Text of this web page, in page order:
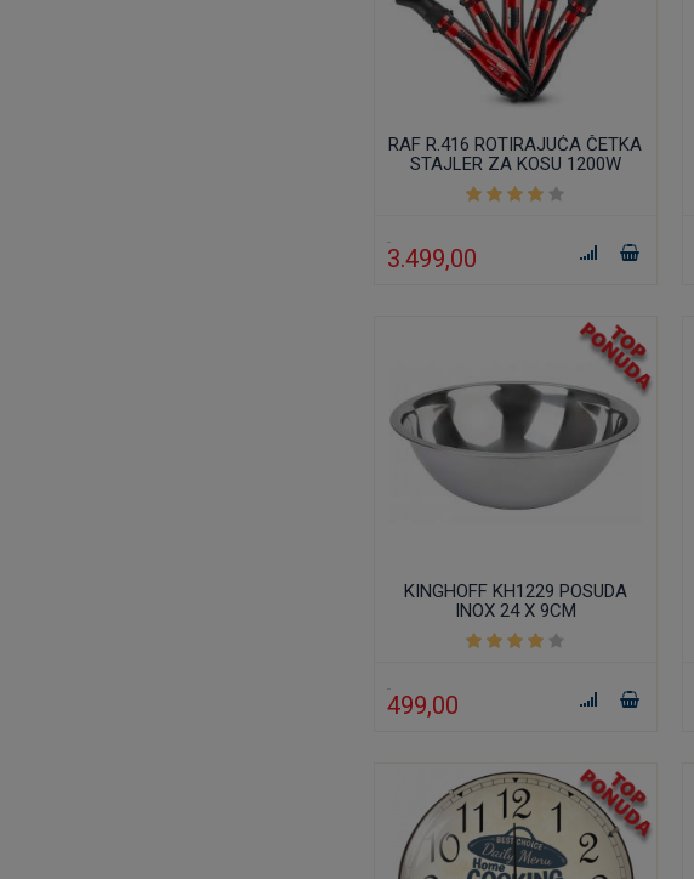
RAF R.416 ROTIRAJUĆA ČETKA
STAJLER ZA KOSU 1200W
3.499,00
KINGHOFF KH1229 POSUDA
INOX 24 X 9CM
499,00